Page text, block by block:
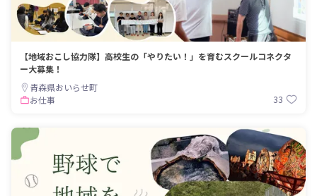
【地域おこし協力隊】高校生の「やりたい！」を育むスクールコネクタ
ー大募集！
青森県おいらせ町
お仕事
33